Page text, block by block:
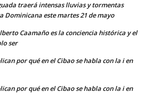
traerá intensas lluvias y tormentas
Dominicana este martes 21 de mayo
Caamaño es la conciencia histórica y el
ser
por qué en el Cibao se habla con la i en
por qué en el Cibao se habla con la i en